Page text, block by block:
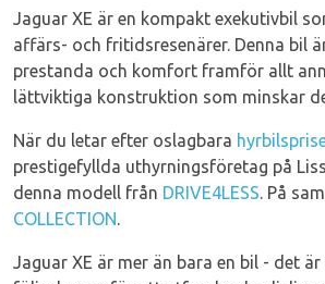
Jaguar XE är en kompakt exekutivbil
affärs- och fritidsresenärer. Denna bil
prestanda och komfort framför allt
lättviktiga konstruktion som minskar
När du letar efter oslagbara
prestigefyllda uthyrningsföretag på
denna modell från DRIVE4LESS. På
COLLECTION.
Jaguar XE är mer än bara en bil - det